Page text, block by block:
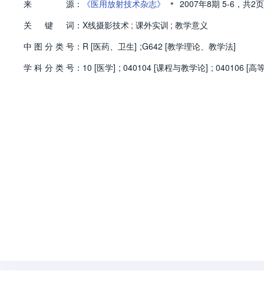
来
源： 《医用放射技术杂志》 • 2007年8期 5-6， 共2页
关
键 词： X线摄影技术 ; 课外实训 ; 教学意义
中 图 分 类 号： R [医药、卫生] ;G642 [教学理论、教学法]
学 科 分 类 号： 10 [医学] ; 040104 [课程与教学论] ; 040106 [高